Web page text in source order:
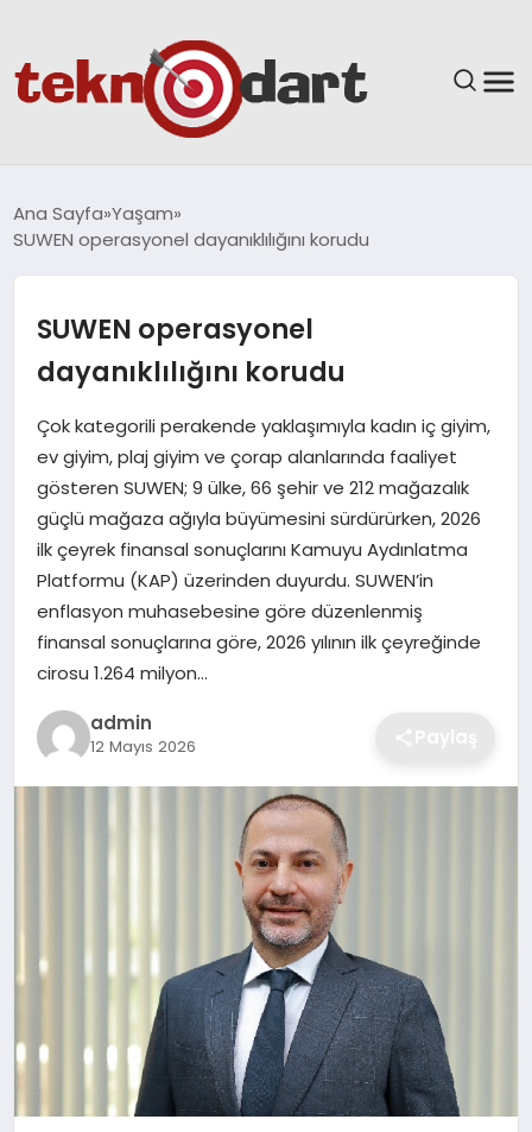
YAŞAM
BILIM & TEKNOLOJI
EĞITIM
GÜNDEM
SPOR
EKONOMI
MAGAZIN
OTOMOBIL
TEKNOLOJI
Ana Sayfa Yaşam
SUWEN operasyonel dayanıklılığını korudu
SUWEN operasyonel
dayanıklılığını korudu
Çok kategorili perakende yaklaşımıyla kadın iç giyim,
ev giyim, plaj giyim ve çorap alanlarında faaliyet
gösteren SUWEN; 9 ülke, 66 şehir ve 212 mağazalık
güçlü mağaza ağıyla büyümesini sürdürürken, 2026
ilk çeyrek finansal sonuçlarını Kamuyu Aydınlatma
Platformu (KAP) üzerinden duyurdu. SUWEN’in
enflasyon muhasebesine göre düzenlenmiş
finansal sonuçlarına göre, 2026 yılının ilk çeyreğinde
cirosu 1.264 milyon…
admin
12 Mayıs 2026